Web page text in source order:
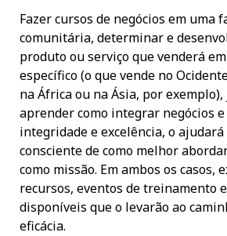
Fazer cursos de negócios em uma
comunitária, determinar e
produto ou serviço que venderá
específico (o que vende no
na África ou na Ásia, por
aprender como integrar negócios
integridade e excelência, o
consciente de como melhor
como missão. Em ambos os casos,
recursos, eventos de treinamento
disponíveis que o levarão ao
eficácia.